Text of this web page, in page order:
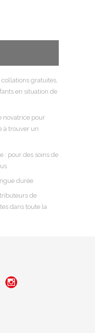
gratuites,
en situation de
novatrice pour
à trouver un
: pour des soins de
durée
de
dans toute la